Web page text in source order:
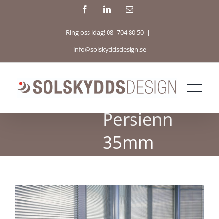
FacebookLinkedInE-
Ring oss idag! 08- 704 80 50 |
info@solskyddsdesign.se
Persienn
35mm
Visa
större